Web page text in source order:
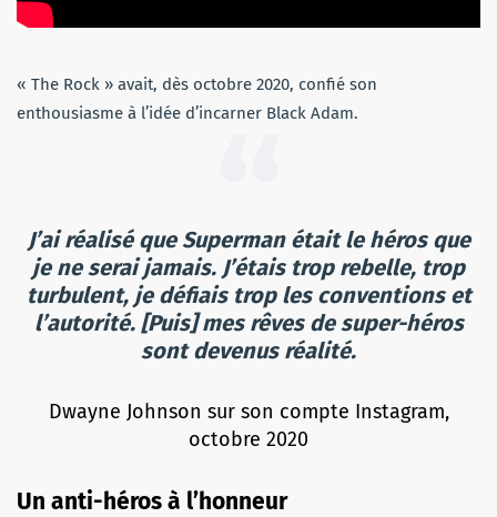
« The Rock » avait, dès octobre 2020, confié son
enthousiasme à l’idée d’incarner Black Adam.
J’ai réalisé que Superman était le héros que
je ne serai jamais. J’étais trop rebelle, trop
turbulent, je défiais trop les conventions et
l’autorité. [Puis] mes rêves de super-héros
sont devenus réalité.
Dwayne Johnson sur son compte Instagram,
octobre 2020
Un anti-héros à l’honneur